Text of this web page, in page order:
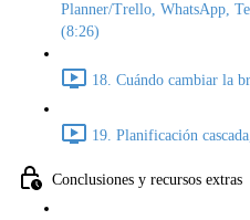
Planner/Trello, WhatsApp,
(8:26)
18. Cuándo cambiar la
19. Planificación
Conclusiones y recursos extras